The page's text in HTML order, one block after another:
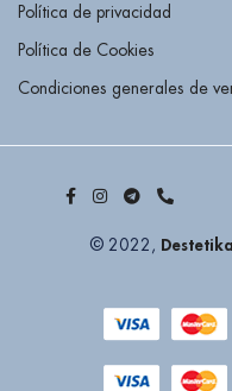
Política de privacidad
Política de Cookies
Condiciones generales de
© 2022,